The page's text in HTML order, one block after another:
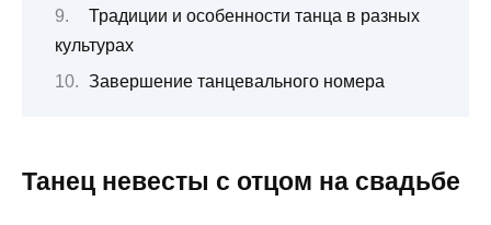
Традиции и особенности танца в разных
культурах
Завершение танцевального номера
Танец невесты с отцом на свадьбе